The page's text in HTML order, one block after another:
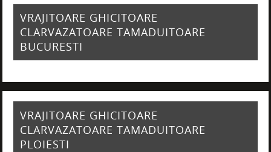
VRAJITOARE GHICITOARE
CLARVAZATOARE TAMADUITOARE
BUCURESTI
VRAJITOARE GHICITOARE
CLARVAZATOARE TAMADUITOARE
PLOIESTI